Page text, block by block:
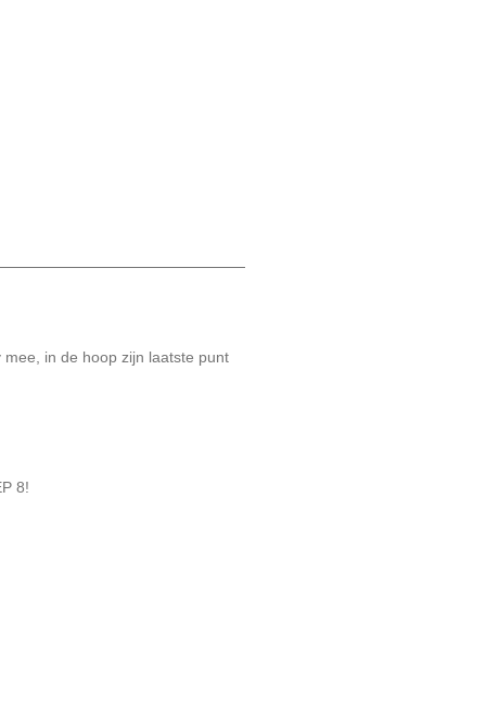
in de hoop zijn laatste punt
8!